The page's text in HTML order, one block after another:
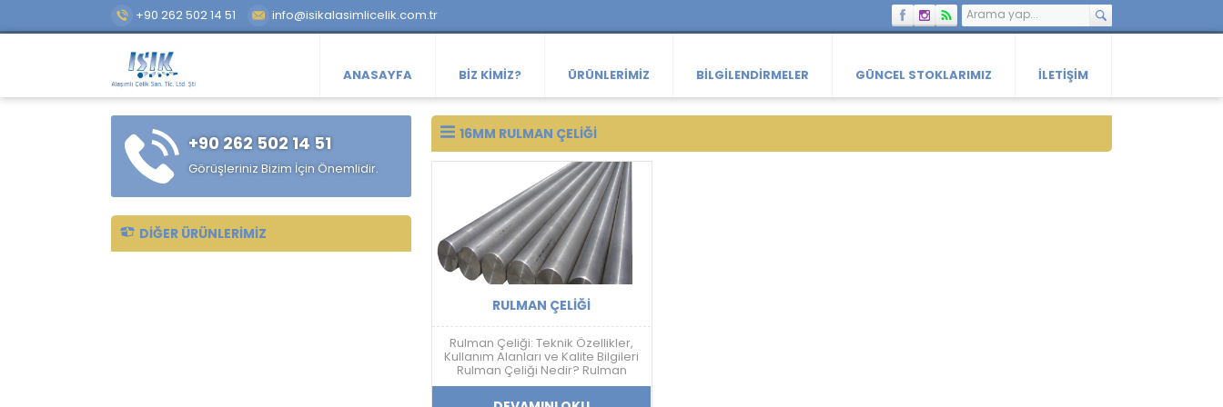
+90 262 502 14 51 info@isikalasimlicelik.com.tr
ANASAYFA BIZ KIMIZ? ÜRÜNLERIMIZ BILGILENDIRMELER GÜNCEL STOKLARIMIZ İLETIŞIM
16MM RULMAN ÇELIĞI
RULMAN ÇELIĞI
Rulman Çeliği: Teknik Özellikler,
Kullanım Alanları ve Kalite Bilgileri
Rulman Çeliği Nedir? Rulman
çeliği; yüksek sertlik, aşınma
dayanımı, yorulma direnci ve
+90 262 502 14 51
Görüşleriniz Bizim İçin Önemlidir.
DIĞER ÜRÜNLERIMIZ